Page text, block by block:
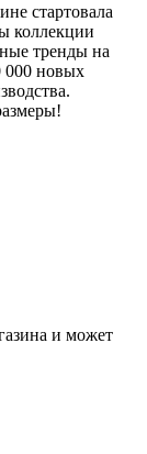
стартовала
коллекции
тренды на
000 новых
и может